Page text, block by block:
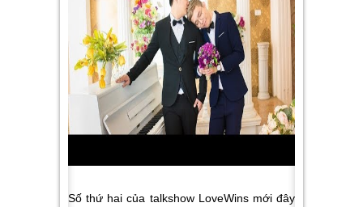
Số thứ hai của talkshow LoveWins mới đây